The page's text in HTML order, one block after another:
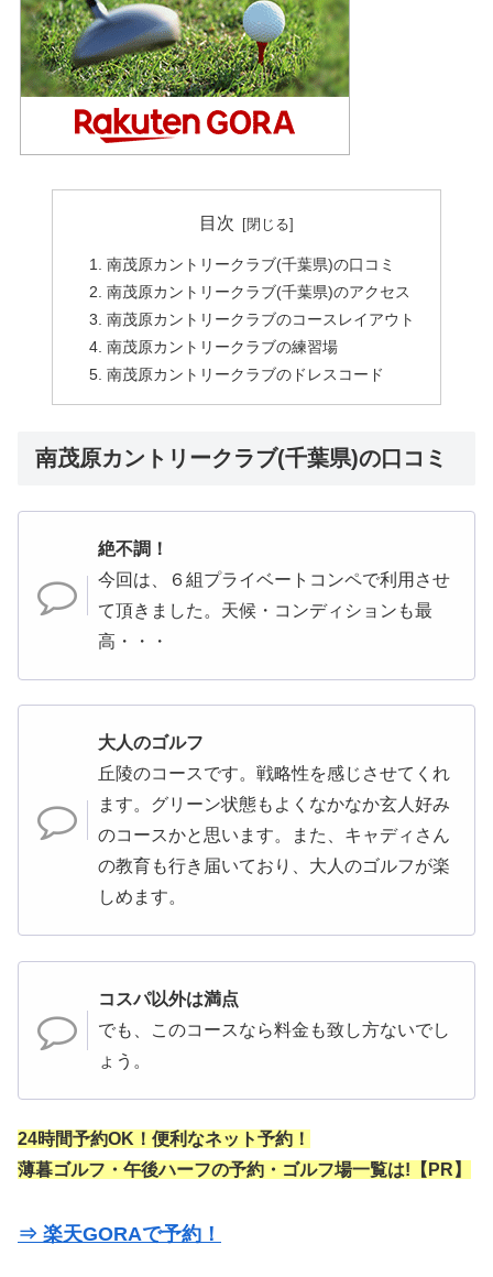
目次
南茂原カントリークラブ(千葉県)の口コミ
南茂原カントリークラブ(千葉県)のアクセス
南茂原カントリークラブのコースレイアウト
南茂原カントリークラブの練習場
南茂原カントリークラブのドレスコード
南茂原カントリークラブ(千葉県)の口コミ
絶不調！
今回は、６組プライベートコンペで利用させ
て頂きました。天候・コンディションも最
高・・・
大人のゴルフ
丘陵のコースです。戦略性を感じさせてくれ
ます。グリーン状態もよくなかなか玄人好み
のコースかと思います。また、キャディさん
の教育も行き届いており、大人のゴルフが楽
しめます。
コスパ以外は満点
でも、このコースなら料金も致し方ないでし
ょう。
24時間予約OK！便利なネット予約！
薄暮ゴルフ・午後ハーフの予約・ゴルフ場一覧は!【PR】
⇒ 楽天GORAで予約！